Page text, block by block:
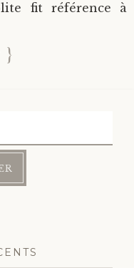
fit référence à